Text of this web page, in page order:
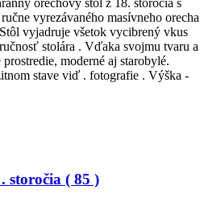
orechový stôl z 18. storočia s
vyrezávaného masívneho orecha
vyjadruje všetok vycibrený vkus
stolára . Vďaka svojmu tvaru a
moderné aj starobylé.
stave viď . fotografie . Výška -
storočia ( 85 )